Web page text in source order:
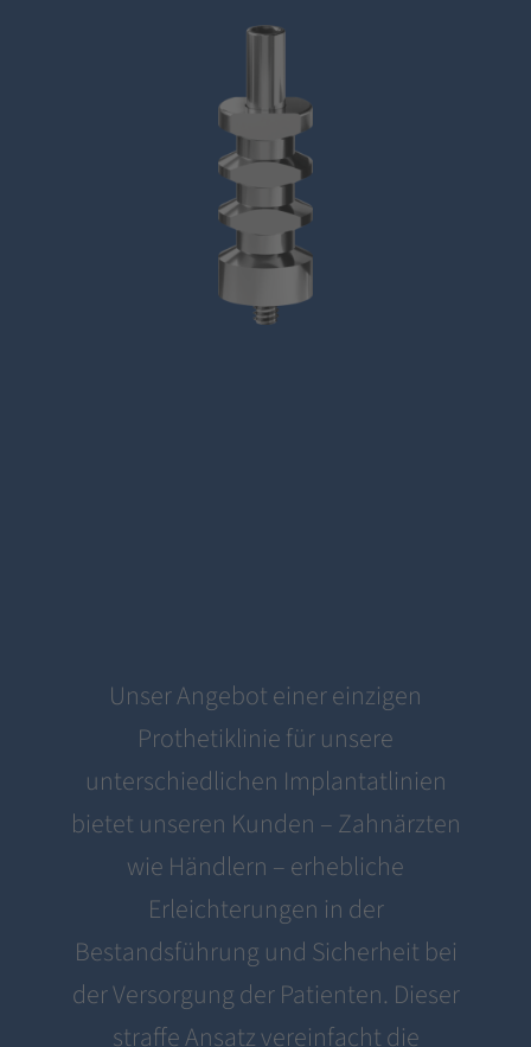
Unser Angebot einer einzigen
Prothetiklinie für unsere
unterschiedlichen Implantatlinien
bietet unseren Kunden – Zahnärzten
wie Händlern – erhebliche
Erleichterungen in der
Bestandsführung und Sicherheit bei
der Versorgung der Patienten. Dieser
straffe Ansatz vereinfacht die